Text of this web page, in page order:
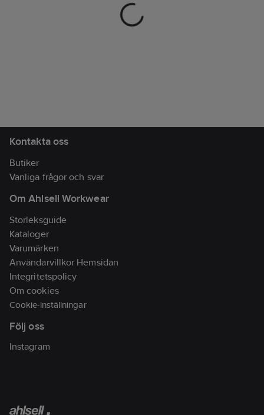
Easy-Pass kabelsystem
gör det möjligt att föra
kablar genom olika
prylar kan laddas utan
att ta ur dem. Två
fickor med dragkedja
för vattenflaskor.
Tillverkad av 100 %
återvunnen PET-plast,
både i yttertyg och
foder.
Lev. artikelnr:
Ean
5400520303783
Kontakta oss
Butiker
Vanliga frågor och svar
Om Ahlsell Workwear
Storleksguide
Kataloger
Varumärken
Användarvillkor Hemsidan
Integritetspolicy
Om cookies
Cookie-inställningar
Följ oss
Instagram